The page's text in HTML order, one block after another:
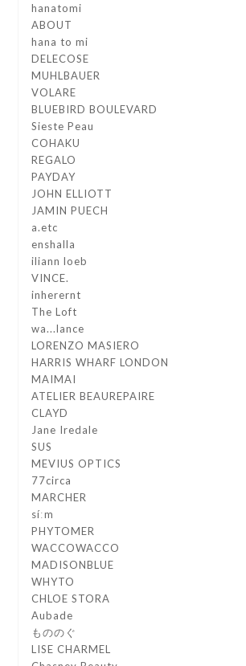
hanatomi
ABOUT
hana to mi
DELECOSE
MUHLBAUER
VOLARE
BLUEBIRD BOULEVARD
Sieste Peau
COHAKU
REGALO
PAYDAY
JOHN ELLIOTT
JAMIN PUECH
a.etc
enshalla
iliann loeb
VINCE.
inherernt
The Loft
wa...lance
LORENZO MASIERO
HARRIS WHARF LONDON
MAIMAI
ATELIER BEAUREPAIRE
CLAYD
Jane Iredale
SUS
MEVIUS OPTICS
77circa
MARCHER
síːm
PHYTOMER
WACCOWACCO
MADISONBLUE
WHYTO
CHLOE STORA
Aubade
もののぐ
LISE CHARMEL